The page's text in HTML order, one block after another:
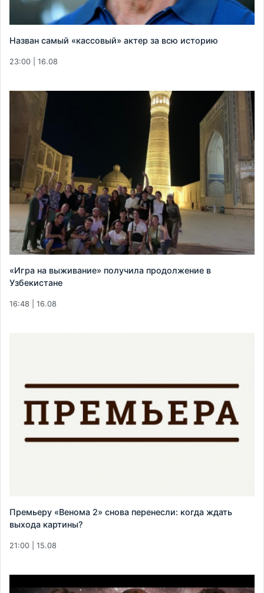
Назван самый «кассовый» актер за всю историю
23:00 | 16.08
«Игра на выживание» получила продолжение в
Узбекистане
16:48 | 16.08
Премьеру «Венома 2» снова перенесли: когда ждать
выхода картины?
21:00 | 15.08